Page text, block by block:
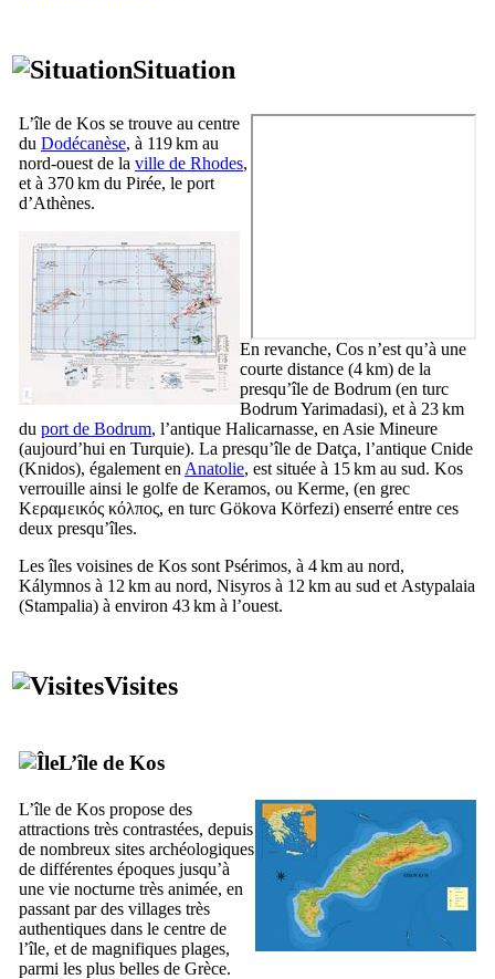
Situation
L’île de Kos se trouve au centre
du Dodécanèse, à 119 km au
nord-ouest de la ville de Rhodes,
et à 370 km du Pirée, le port
d’Athènes.
En revanche, Cos n’est qu’à une
courte distance (4 km) de la
presqu’île de Bodrum (en turc
Bodrum Yarimadasi), et à 23 km
du port de Bodrum, l’antique Halicarnasse, en Asie Mineure
(aujourd’hui en Turquie). La presqu’île de Datça, l’antique Cnide
(Knidos), également en Anatolie, est située à 15 km au sud. Kos
verrouille ainsi le golfe de Keramos, ou Kerme, (en grec
Κεραμεικός κόλπος, en turc Gökova Körfezi) enserré entre ces
deux presqu’îles.
Les îles voisines de Kos sont Psérimos, à 4 km au nord,
Kálymnos à 12 km au nord, Nisyros à 12 km au sud et Astypalaia
(Stampalia) à environ 43 km à l’ouest.
Visites
L’île de Kos
L’île de Kos propose des
attractions très contrastées, depuis
de nombreux sites archéologiques
de différentes époques jusqu’à
une vie nocturne très animée, en
passant par des villages très
authentiques dans le centre de
l’île, et de magnifiques plages,
parmi les plus belles de Grèce.